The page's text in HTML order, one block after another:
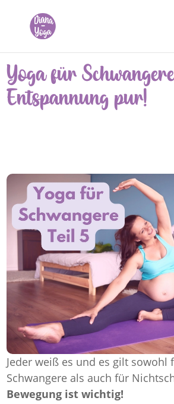
Yoga für
Entspannung pur!
Jeder weiß es und es gilt sowohl
Schwangere als auch für
Bewegung ist wichtig!